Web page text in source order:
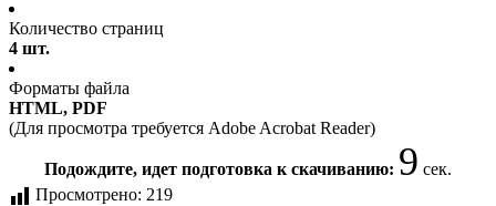
Количество страниц
4 шт.
Форматы файла
HTML, PDF
(Для просмотра требуется Adobe Acrobat Reader)
Подождите, идет подготовка к скачиванию: 8 сек.
Просмотрено: 219